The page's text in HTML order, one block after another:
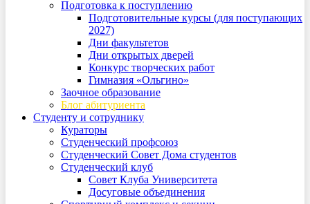
Подготовка к поступлению
Подготовительные курсы (для поступающих
2027)
Дни факультетов
Дни открытых дверей
Конкурс творческих работ
Гимназия «Ольгино»
Заочное образование
Блог абитуриента
Студенту и сотруднику
Кураторы
Студенческий профсоюз
Студенческий Совет Дома студентов
Студенческий клуб
Совет Клуба Университета
Досуговые объединения